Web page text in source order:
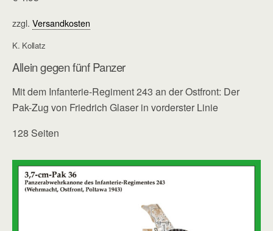
zzgl. Versandkosten
K. Kollatz
Allein gegen fünf Panzer
Mit dem Infanterie-Regiment 243 an der Ostfront: Der
Pak-Zug von Friedrich Glaser in vorderster Linie
128 Seiten